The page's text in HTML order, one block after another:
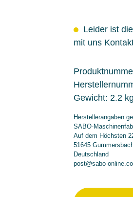
Leider ist
mit uns
Gewicht: 2.2 kg
Herstellerangaben
SABO-
Auf dem Höchsten
51645
Deutschland
post@sabo-